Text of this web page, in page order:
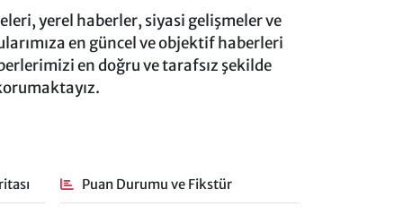
yerel haberler, siyasi gelişmeler ve
en güncel ve objektif haberleri
en doğru ve tarafsız şekilde
Puan Durumu ve Fikstür